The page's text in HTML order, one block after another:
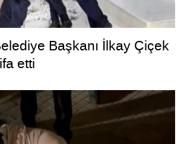
Başkanı İlkay Çiçek
etti